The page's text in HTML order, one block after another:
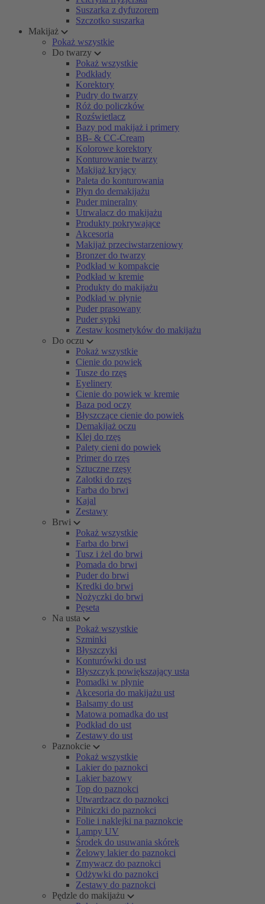
Suszarka z dyfuzorem
Szczotko suszarka
Makijaż
Pokaż wszystkie
Do twarzy
Pokaż wszystkie
Podkłady
Korektory
Pudry do twarzy
Róż do policzków
Rozświetlacz
Bazy pod makijaż i primery
BB- & CC-Cream
Kolorowe korektory
Konturowanie twarzy
Makijaż kryjący
Paleta do konturowania
Płyn do demakijażu
Puder mineralny
Utrwalacz do makijażu
Produkty pokrywające
Akcesoria
Makijaż przeciwstarzeniowy
Bronzer do twarzy
Podkład w kompakcie
Podkład w kremie
Produkty do makijażu
Podkład w płynie
Puder prasowany
Puder sypki
Zestaw kosmetyków do makijażu
Do oczu
Pokaż wszystkie
Cienie do powiek
Tusze do rzęs
Eyelinery
Cienie do powiek w kremie
Baza pod oczy
Błyszczące cienie do powiek
Demakijaż oczu
Klej do rzęs
Palety cieni do powiek
Primer do rzęs
Sztuczne rzęsy
Zalotki do rzęs
Farba do brwi
Kajal
Zestawy
Brwi
Pokaż wszystkie
Farba do brwi
Tusz i żel do brwi
Pomada do brwi
Puder do brwi
Kredki do brwi
Nożyczki do brwi
Pęseta
Na usta
Pokaż wszystkie
Szminki
Błyszczyki
Konturówki do ust
Błyszczyk powiększający usta
Pomadki w płynie
Akcesoria do makijażu ust
Balsamy do ust
Matowa pomadka do ust
Podkład do ust
Zestawy do ust
Paznokcie
Pokaż wszystkie
Lakier do paznokci
Lakier bazowy
Top do paznokci
Utwardzacz do paznokci
Pilniczki do paznokci
Folie i naklejki na paznokcie
Lampy UV
Środek do usuwania skórek
Żelowy lakier do paznokci
Zmywacz do paznokci
Odżywki do paznokci
Zestawy do paznokci
Pędzle do makijażu